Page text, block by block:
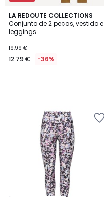
LA REDOUTE COLLECTIONS
Conjunto de 2 peças, vestido e
leggings
19.99 €
12.79 € -36%